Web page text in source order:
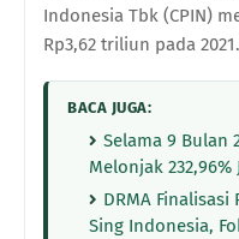
Indonesia Tbk (CPIN)
Rp3,62 triliun pada 2021.
BACA JUGA:
Selama 9 Bulan
Melonjak 232,96%
DRMA Finalisasi
Sing Indonesia,